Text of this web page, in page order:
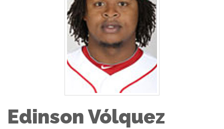
Edinson Vólquez